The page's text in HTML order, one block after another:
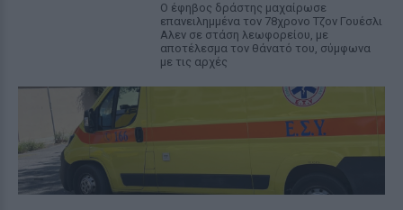
Ο έφηβος δράστης μαχαίρωσε
επανειλημμένα τον 78χρονο Τζον Γουέσλι
Αλεν σε στάση λεωφορείου, με
αποτέλεσμα τον θάνατό του, σύμφωνα
με τις αρχές